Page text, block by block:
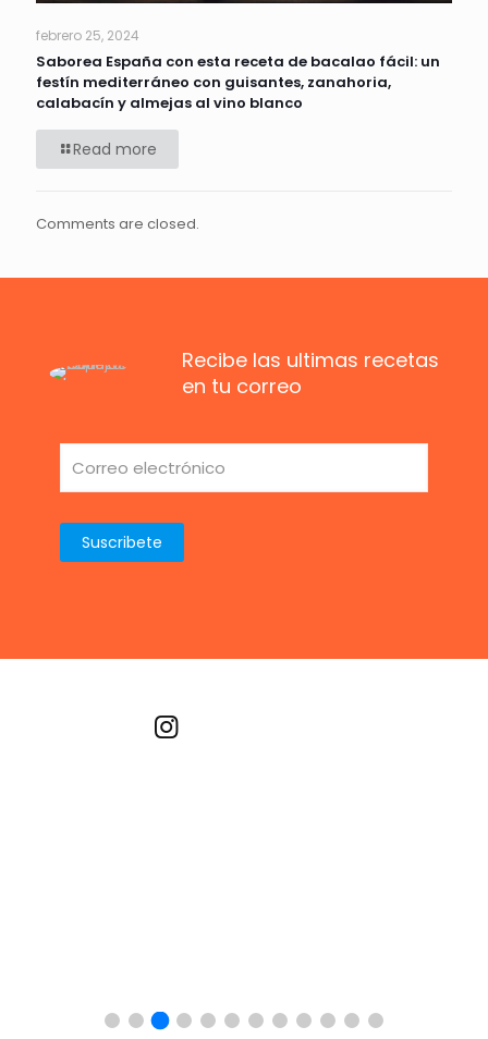
febrero 25, 2024
Saborea España con esta receta de bacalao fácil: un
festín mediterráneo con guisantes, zanahoria,
calabacín y almejas al vino blanco
Read more
Comments are closed.
Recibe las ultimas recetas
en tu correo